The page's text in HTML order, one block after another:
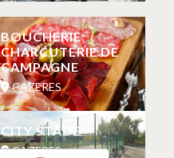
BOUCHERIE
CHARCUTERIE DE
CAMPAGNE
CAZERES
CITY STADE
CAZERES